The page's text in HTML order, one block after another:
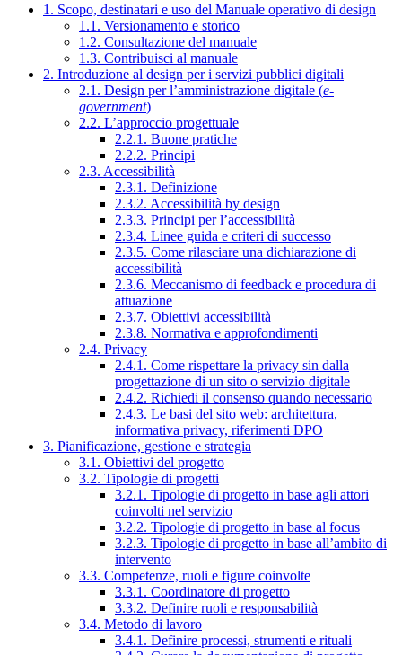
1. Scopo, destinatari e uso del Manuale operativo di design
1.1. Versionamento e storico
1.2. Consultazione del manuale
1.3. Contribuisci al manuale
2. Introduzione al design per i servizi pubblici digitali
2.1. Design per l’amministrazione digitale (e-
government)
2.2. L’approccio progettuale
2.2.1. Buone pratiche
2.2.2. Principi
2.3. Accessibilità
2.3.1. Definizione
2.3.2. Accessibilità by design
2.3.3. Principi per l’accessibilità
2.3.4. Linee guida e criteri di successo
2.3.5. Come rilasciare una dichiarazione di
accessibilità
2.3.6. Meccanismo di feedback e procedura di
attuazione
2.3.7. Obiettivi accessibilità
2.3.8. Normativa e approfondimenti
2.4. Privacy
2.4.1. Come rispettare la privacy sin dalla
progettazione di un sito o servizio digitale
2.4.2. Richiedi il consenso quando necessario
2.4.3. Le basi del sito web: architettura,
informativa privacy, riferimenti DPO
3. Pianificazione, gestione e strategia
3.1. Obiettivi del progetto
3.2. Tipologie di progetti
3.2.1. Tipologie di progetto in base agli attori
coinvolti nel servizio
3.2.2. Tipologie di progetto in base al focus
3.2.3. Tipologie di progetto in base all’ambito di
intervento
3.3. Competenze, ruoli e figure coinvolte
3.3.1. Coordinatore di progetto
3.3.2. Definire ruoli e responsabilità
3.4. Metodo di lavoro
3.4.1. Definire processi, strumenti e rituali